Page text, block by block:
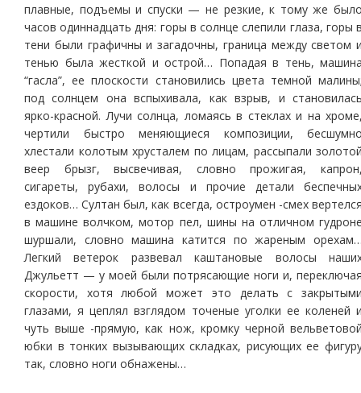
плавные, подъемы и спуски — не резкие, к тому же
часов одиннадцать дня: горы в солнце слепили глаза, горы
тени были графичны и загадочны, граница между светом
тенью была жесткой и острой… Попадая в тень,
“гасла”, ее плоскости становились цвета темной
под солнцем она вспыхивала, как взрыв, и
ярко-красной. Лучи солнца, ломаясь в стеклах и на
чертили быстро меняющиеся композиции,
хлестали колотым хрусталем по лицам, рассыпали
веер брызг, высвечивая, словно прожигая,
сигареты, рубахи, волосы и прочие детали
ездоков… Султан был, как всегда, остроумен -смех
в машине волчком, мотор пел, шины на отличном
шуршали, словно машина катится по жареным
Легкий ветерок развевал каштановые волосы
Джульетт — у моей были потрясающие ноги и,
скорости, хотя любой может это делать с
глазами, я цеплял взглядом точеные уголки ее коленей
чуть выше -прямую, как нож, кромку черной
юбки в тонких вызывающих складках, рисующих ее
так, словно ноги обнажены…